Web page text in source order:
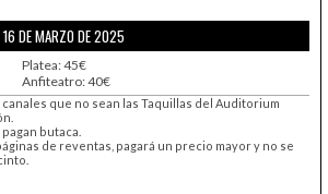
16 DE MARZO DE 2025
Platea: 45€
Anfiteatro: 40€
que no sean las Taquillas del Auditorium
butaca.
de reventas, pagará un precio mayor y no se